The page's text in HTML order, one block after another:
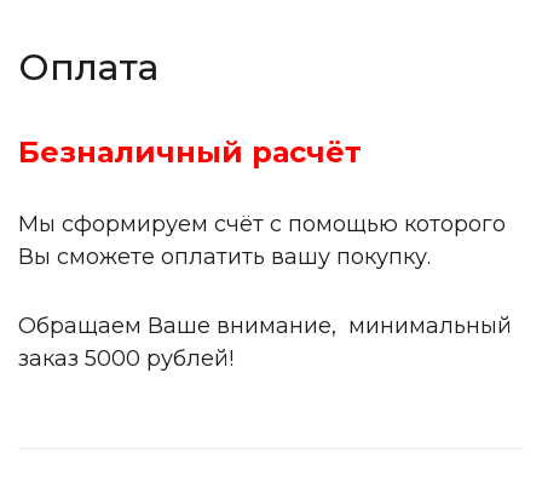
Оплата
Безналичный расчёт
Мы сформируем счёт с помощью которого
Вы сможете оплатить вашу покупку.
Обращаем Ваше внимание, минимальный
заказ 5000 рублей!